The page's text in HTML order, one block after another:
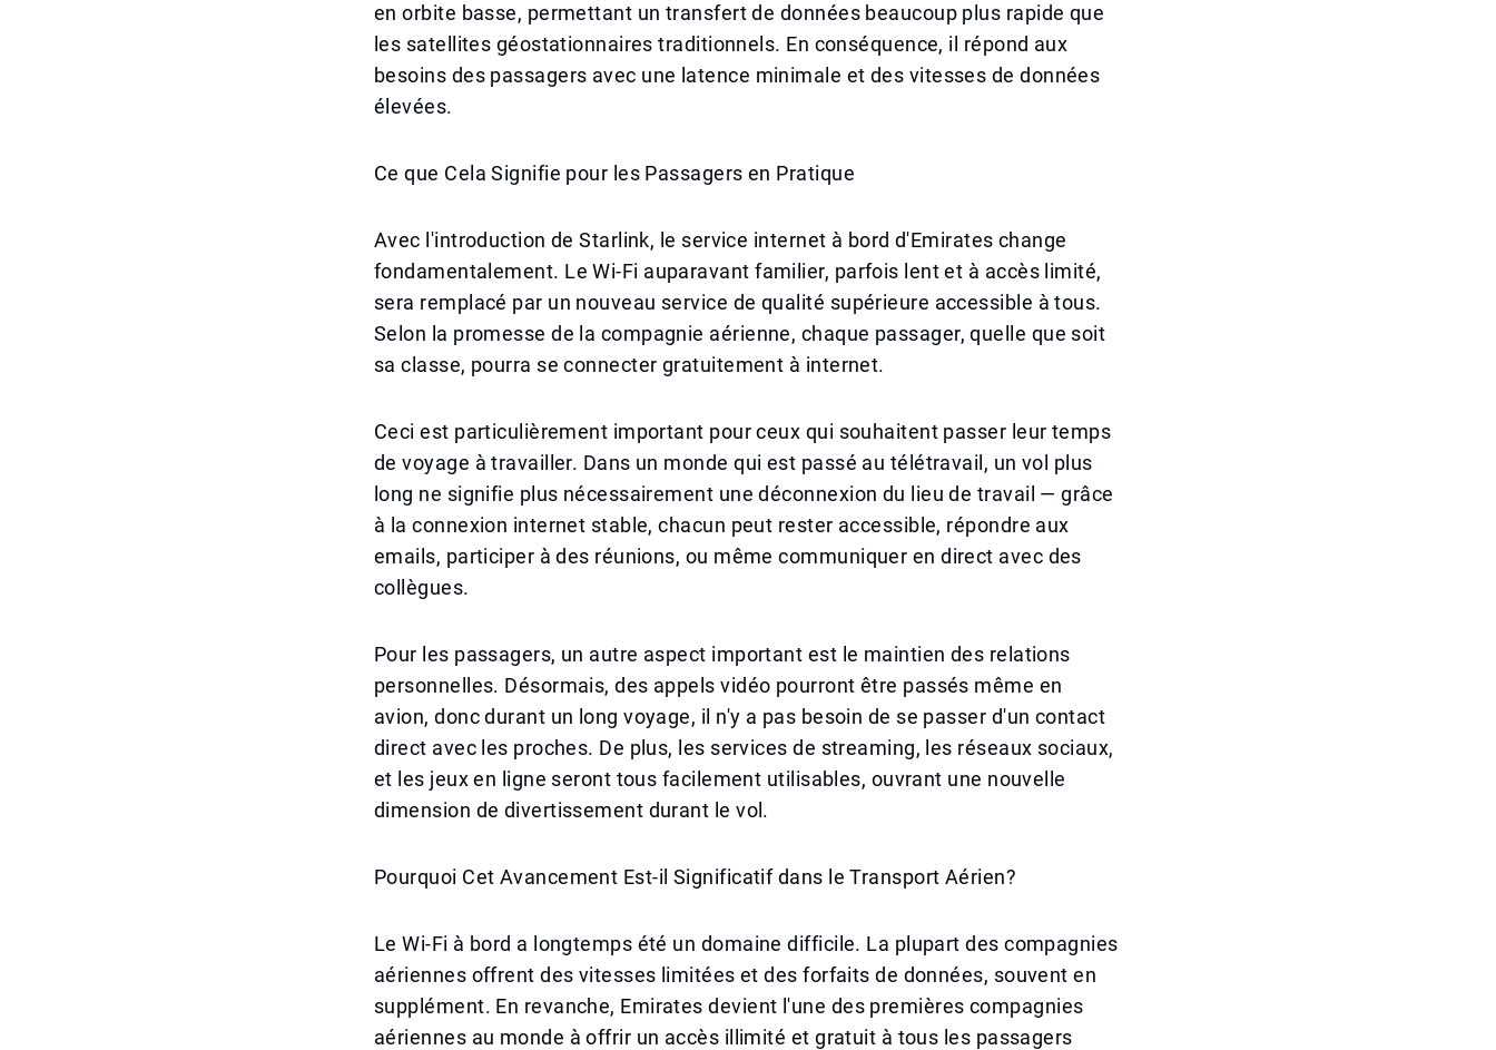
en orbite basse, permettant un transfert de données beaucoup plus rapide que
les satellites géostationnaires traditionnels. En conséquence, il répond aux
besoins des passagers avec une latence minimale et des vitesses de données
élevées.
Ce que Cela Signifie pour les Passagers en Pratique
Avec l'introduction de Starlink, le service internet à bord d'Emirates change
fondamentalement. Le Wi-Fi auparavant familier, parfois lent et à accès limité,
sera remplacé par un nouveau service de qualité supérieure accessible à tous.
Selon la promesse de la compagnie aérienne, chaque passager, quelle que soit
sa classe, pourra se connecter gratuitement à internet.
Ceci est particulièrement important pour ceux qui souhaitent passer leur temps
de voyage à travailler. Dans un monde qui est passé au télétravail, un vol plus
long ne signifie plus nécessairement une déconnexion du lieu de travail — grâce
à la connexion internet stable, chacun peut rester accessible, répondre aux
emails, participer à des réunions, ou même communiquer en direct avec des
collègues.
Pour les passagers, un autre aspect important est le maintien des relations
personnelles. Désormais, des appels vidéo pourront être passés même en
avion, donc durant un long voyage, il n'y a pas besoin de se passer d'un contact
direct avec les proches. De plus, les services de streaming, les réseaux sociaux,
et les jeux en ligne seront tous facilement utilisables, ouvrant une nouvelle
dimension de divertissement durant le vol.
Pourquoi Cet Avancement Est-il Significatif dans le Transport Aérien?
Le Wi-Fi à bord a longtemps été un domaine difficile. La plupart des compagnies
aériennes offrent des vitesses limitées et des forfaits de données, souvent en
supplément. En revanche, Emirates devient l'une des premières compagnies
aériennes au monde à offrir un accès illimité et gratuit à tous les passagers